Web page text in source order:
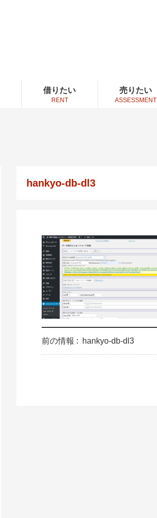
借りたい
RENT
売りたい
ASSESSMENT
hankyo-db-dl3
前の情報 : hankyo-db-dl3